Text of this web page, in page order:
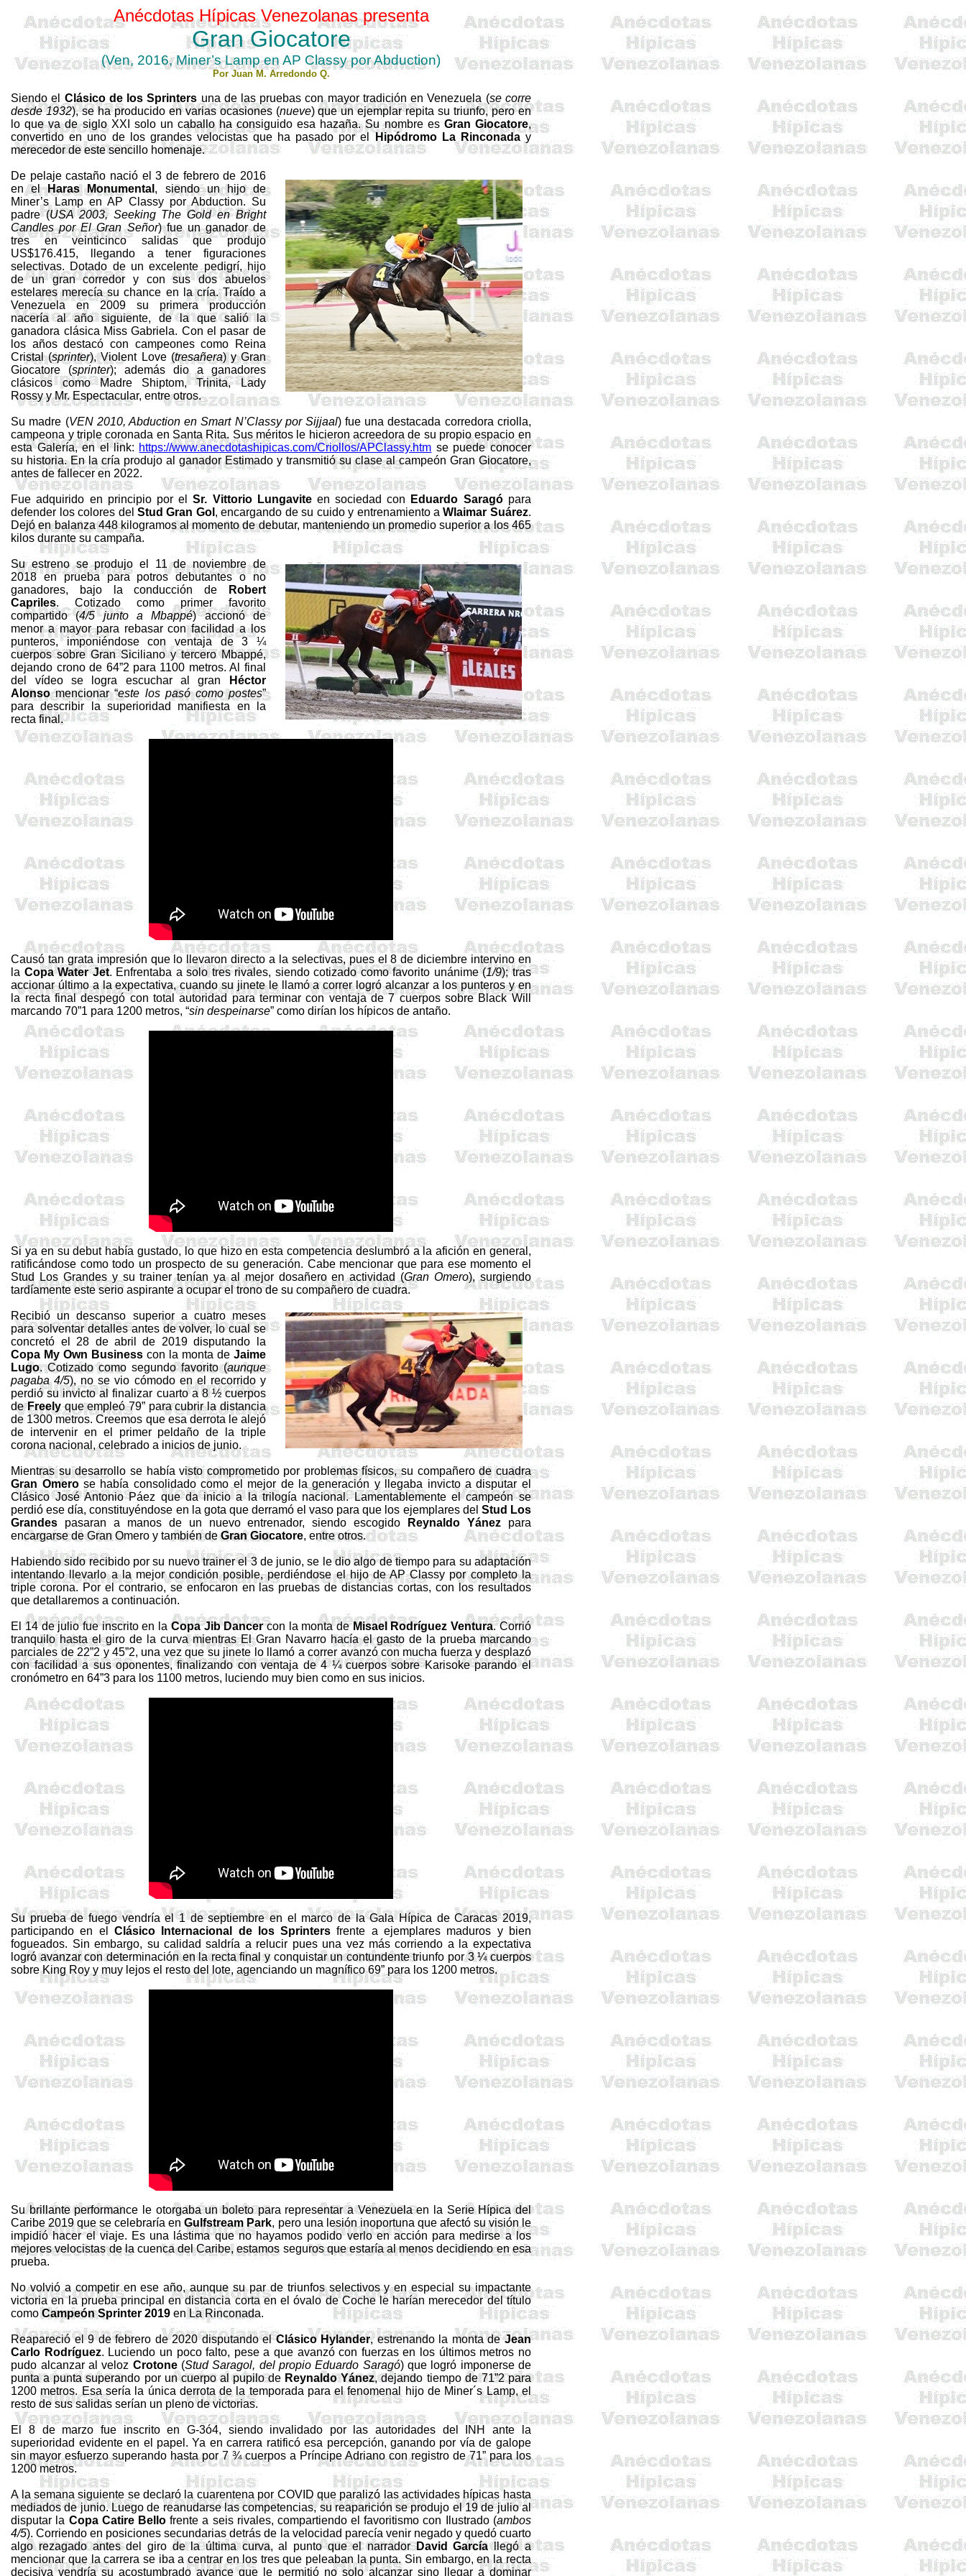
Anécdotas Hípicas Venezolanas presenta
GranGiocatore
(Ven, 2016,Miner’s Lampen AP ClassyporAbduction)
Por Juan M. Arredondo Q.
Siendo el Clásico de los Sprinters una de las pruebas con mayor tradición en Venezuela (se corre
desde 1932), se ha producido en varias ocasiones (nueve) que un ejemplar repita su triunfo, pero en
lo que va de siglo XXI solo un caballo haconsiguido esa hazaña. Su nombre es Gran Giocatore,
convertido en uno de los grandes velocistas que ha pasado por elHipódromo La Rinconaday
merecedor de este sencillo homenaje.
De pelaje castaño nació el 3 de febrero de 2016
en elHaras Monumental , siendo un hijo de
Miner’s Lampen AP ClassyporAbduction. Su
padre (USA 2003,Seeking TheGold en Bright
Candlespor El Gran Señor) fue un ganador de
tres en veinticinco salidas que produjo
US$176.415, llegando a tener figuraciones
selectivas. Dotado de un excelente pedigrí, hijo
de un gran corredor y con sus dos abuelos
estelares merecía su chance en la cría. Traído a
Venezuela en 2009 su primera producción
nacería al año siguiente, de la que salió la
ganadora clásica Miss Gabriela. Con el pasar de
los años destacó con campeones como Reina
Cristal (sprinter),Violent Love(tresañera) y Gran
Giocatore(sprinter); además dio a ganadores
clásicos como Madre Shiptom, Trinita, Lady
Rossyy Mr. Espectacular, entre otros.
Su madre (VEN 2010, Abductionen Smart N’Classypor Sijjaal) fue una destacada corredora criolla,
campeona y triple coronada en Santa Rita. Sus méritos le hicieron acreedora de su propio espacio en
esta Galería, en el link: https://www.anecdotashipicas.com/Criollos/APClassy.htm se puede conocer
su historia. En la cría produjo al ganador Estimado y transmitió su clase al campeón Gran Giocatore,
antes de fallecer en 2022.
Fue adquirido en principio por elSr. Vittorio Lungaviteen sociedad con Eduardo Saragópara
defender los colores del Stud Gran Gol , encargando de su cuido y entrenamiento aWlaimar Suárez.
Dejó en balanza 448 kilogramos al momento de debutar, manteniendo un promedio superior a los 465
kilos durante su campaña.
Su estreno se produjo el 11 de noviembre de
2018 en prueba para potros debutantes o no
ganadores, bajo la conducción de
Robert
Capriles. Cotizado como primer favorito
compartido (4/5 junto aMbappé) accionó de
menor a mayor para rebasar con facilidad a los
punteros, imponiéndose con ventaja de 3 ¼
cuerpos sobre Gran Siciliano y terceroMbappé,
dejando crono de 64”2 para 1100 metros. Al final
del vídeo se logra escuchar al gran
Héctor
Alonsomencionar “este los pasó como postes”
para describir la superioridad manifiesta en la
recta final.
Causó tan grata impresión que lo llevaron directo a la selectivas, pues el 8 de diciembre intervino en
la CopaWaterJet. Enfrentaba a solo tres rivales, siendo cotizado como favorito unánime (1/9); tras
accionar último a la expectativa, cuando su jinete le llamó a correr logró alcanzar a los punteros y en
la recta final despegó con total autoridad para terminar con ventaja de 7 cuerpos sobre Black Will
marcando 70”1 para 1200 metros, “sin despeinarse” como dirían los hípicos de antaño.
Si ya en su debut había gustado, lo que hizo en esta competencia deslumbró a la afición en general,
ratificándose como todo un prospecto de su generación. Cabe mencionar que para ese momento el
Stud Los Grandes y sutrainertenían ya al mejor dosañero en actividad (Gran Omero), surgiendo
tardíamente este serio aspirante a ocupar el trono de su compañero de cuadra.
Recibió un descanso superior a cuatro meses
para solventar detalles antes de volver, lo cual se
concretó el 28 de abril de 2019 disputando la
Copa My Own Business con la monta de Jaime
Lugo. Cotizado como segundo favorito (aunque
pagaba 4/5), no se vio cómodo en el recorrido y
perdió su invicto al finalizar cuarto a 8 ½ cuerpos
deFreelyque empleó 79” para cubrir la distancia
de 1300 metros. Creemos que esa derrota le alejó
de intervenir en el primer peldaño de la triple
corona nacional, celebrado a inicios de junio.
Mientras su desarrollo se había visto comprometido por problemas físicos, su compañero de cuadra
Gran Omerose había consolidado como el mejor de la generación y llegaba invicto a disputar el
Clásico José Antonio Páez que da inicio a la trilogía nacional. Lamentablemente el campeón se
perdió ese día, constituyéndose en la gota que derramó el vaso para que los ejemplares del Stud Los
Grandes pasaran a manos de un nuevo entrenador, siendo escogido Reynaldo Yánezpara
encargarse de Gran Omero y también deGranGiocatore, entre otros.
Habiendo sido recibido por su nuevotrainerel 3 de junio, se le dio algo de tiempo para su adaptación
intentando llevarlo a la mejor condición posible, perdiéndose el hijo de APClassy por completo la
triple corona. Por el contrario, se enfocaron en las pruebas de distancias cortas, con los resultados
que detallaremos a continuación.
El 14 de julio fue inscrito en laCopaJib Dancercon la monta deMisael Rodríguez Ventura. Corrió
tranquilo hasta el giro de la curva mientras El Gran Navarro hacía el gasto de la prueba marcando
parciales de 22”2 y 45”2, una vez que su jinete lo llamó a correr avanzó con mucha fuerza y desplazó
con facilidad a sus oponentes, finalizando con ventaja de 4 ¼ cuerpos sobreKarisokeparando el
cronómetro en 64”3 para los 1100 metros, luciendo muy bien como en sus inicios.
Su prueba de fuego vendría el 1 de septiembre en el marco de la Gala Hípica de Caracas 2019,
participando en elClásico Internacional de los Sprinters frente a ejemplares maduros y bien
fogueados. Sin embargo, su calidad saldría a relucir pues una vez más corriendo a la expectativa
logró avanzar con determinación en la recta final y conquistar un contundente triunfo por 3 ¼ cuerpos
sobre King Roy y muy lejos el resto del lote, agenciando un magnífico 69” para los 1200 metros.
Su brillante performance le otorgaba un boleto para representar a Venezuela en la Serie Hípica del
Caribe 2019 que se celebraría enGulfstream Park, pero una lesión inoportuna que afectó su visión le
impidió hacer el viaje. Es una lástima que no hayamos podido verlo en acción para medirse a los
mejores velocistas de la cuenca del Caribe, estamos seguros que estaría al menos decidiendo en esa
prueba.
No volvió a competir en ese año, aunque su par de triunfos selectivos y en especial su impactante
victoria en la prueba principal en distancia corta en el óvalo de Coche le harían merecedor del título
comoCampeón Sprinter 2019 en La Rinconada.
Reapareció el 9 de febrero de 2020 disputando elClásico Hylander, estrenando la monta deJean
Carlo Rodríguez. Luciendo un poco falto, pese a que avanzó con fuerzas en los últimos metros no
pudo alcanzar al veloz Crotone(StudSaragol, del propio Eduardo Saragó) que logró imponerse de
punta a punta superando por un cuerpo al pupilo de Reynaldo Yánez, dejando tiempo de 71”2 para
1200 metros. Esa sería la única derrota de la temporada para el fenomenal hijo de Miner´s Lamp, el
resto de sus salidas serían un pleno de victorias.
El 8 de marzo fue inscrito en G-3ó4, siendo invalidado por las autoridades del INH ante la
superioridad evidente en el papel. Ya en carrera ratificó esa percepción, ganando por vía de galope
sin mayor esfuerzo superando hasta por 7 ¾ cuerpos a Príncipe Adriano con registro de 71” para los
1200 metros.
A la semana siguiente se declaró la cuarentena por COVID que paralizó las actividades hípicas hasta
mediados de junio. Luego de reanudarse las competencias, su reaparición se produjo el 19 de julio al
disputar la Copa Catire Bellofrente a seis rivales, compartiendo el favoritismo con Ilustrado (ambos
4/5). Corriendo en posiciones secundarias detrás de la velocidad parecía venir negado y quedó cuarto
algo rezagado antes del giro de la última curva, al punto que el narradorDavid Garcíallegó a
mencionar que la carrera se iba a centrar en los tres que peleaban la punta. Sin embargo, en la recta
decisiva vendría su acostumbrado avance que le permitió no solo alcanzar sino llegar a dominar